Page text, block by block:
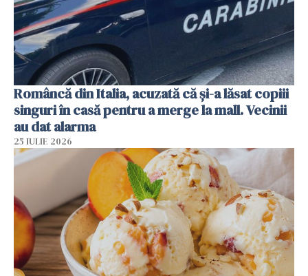
Româncă din Italia, acuzată că și-a lăsat copiii
singuri în casă pentru a merge la mall. Vecinii
au dat alarma
25 IULIE 2026